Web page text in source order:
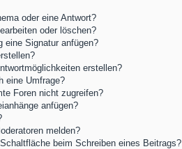
oder eine Antwort?
oder löschen?
eine Signatur anfügen?
erstellen?
eine Umfrage?
Foren nicht zugreifen?
anfügen?
melden?
beim Schreiben eines Beitrags?